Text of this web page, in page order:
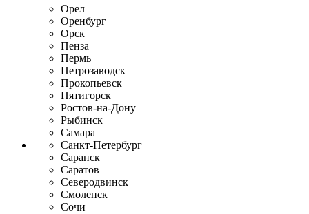
Орел
Оренбург
Орск
Пенза
Пермь
Петрозаводск
Прокопьевск
Пятигорск
Ростов-на-Дону
Рыбинск
Самара
Санкт-Петербург
Саранск
Саратов
Северодвинск
Смоленск
Сочи